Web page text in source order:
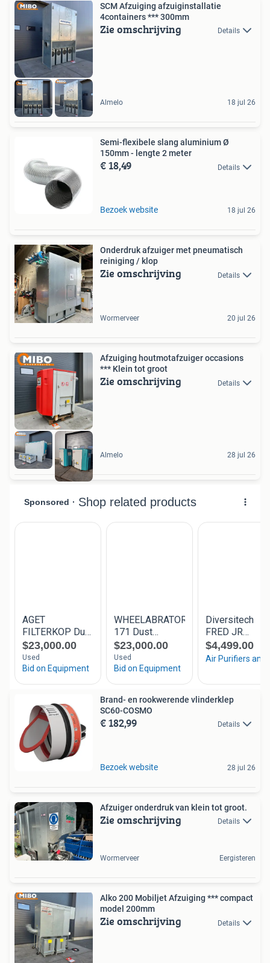
SCM Afzuiging afzuiginstallatie
4containers *** 300mm
Zie omschrijving Details
Almelo 18 jul 26
Semi-flexibele slang aluminium Ø
150mm - lengte 2 meter
€ 18,49 Details
Bezoek website 18 jul 26
Onderdruk afzuiger met pneumatisch
reiniging / klop
Zie omschrijving Details
Wormerveer 20 jul 26
Afzuiging houtmotafzuiger occasions
*** Klein tot groot
Zie omschrijving Details
Almelo 28 jul 26
Brand- en rookwerende vlinderklep
SC60-COSMO
€ 182,99 Details
Bezoek website 28 jul 26
Afzuiger onderdruk van klein tot groot.
Zie omschrijving Details
Wormerveer Eergisteren
Alko 200 Mobiljet Afzuiging *** compact
model 200mm
Zie omschrijving Details